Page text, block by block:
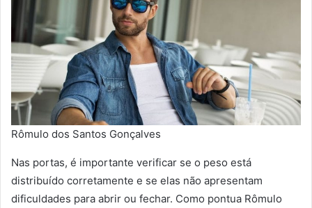
Rômulo dos Santos Gonçalves
Nas portas, é importante verificar se o peso está
distribuído corretamente e se elas não apresentam
dificuldades para abrir ou fechar. Como pontua Rômulo